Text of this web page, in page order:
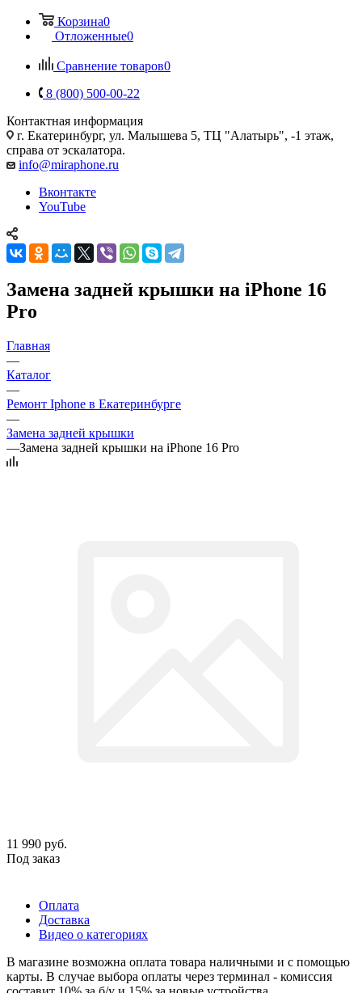
Корзина0
Отложенные0
Сравнение товаров0
8 (800) 500-00-22
Контактная информация
г. Екатеринбург, ул. Малышева 5, ТЦ "Алатырь", -1 этаж,
справа от эскалатора.
info@miraphone.ru
Вконтакте
YouTube
Замена задней крышки на iPhone 16
Pro
Главная
—
Каталог
—
Ремонт Iphone в Екатеринбурге
—
Замена задней крышки
—Замена задней крышки на iPhone 16 Pro
11 990 руб.
Под заказ
Оплата
Доставка
Видео о категориях
В магазине возможна оплата товара наличными и с помощью
карты. В случае выбора оплаты через терминал - комиссия